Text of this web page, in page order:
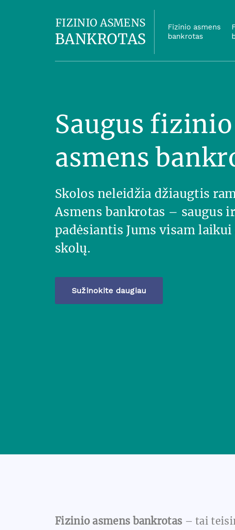
FIZINIO ASMENS
BANKROTAS
Fizinio asmens
bankrotas
Saugus fizinio
asmens
Skolos neleidžia džiaugtis
Asmens bankrotas – saugus
padėsiantis Jums visam
skolų.
Sužinokite daugiau
Fizinio asmens bankrotas – tai